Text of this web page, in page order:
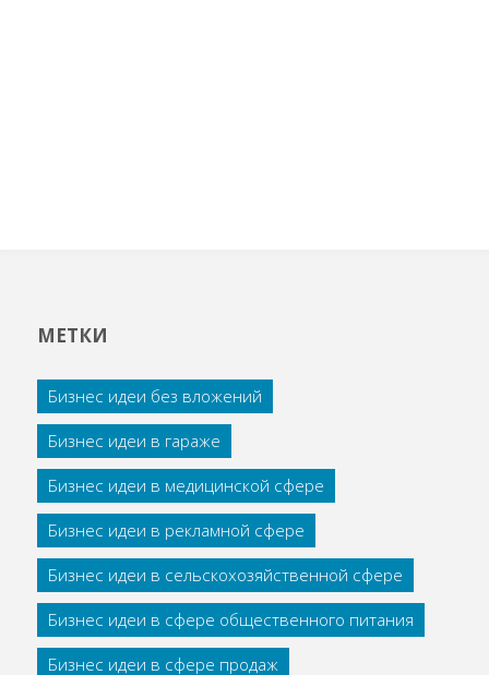
МЕТКИ
Бизнес идеи без вложений
Бизнес идеи в гараже
Бизнес идеи в медицинской сфере
Бизнес идеи в рекламной сфере
Бизнес идеи в сельскохозяйственной сфере
Бизнес идеи в сфере общественного питания
Бизнес идеи в сфере продаж